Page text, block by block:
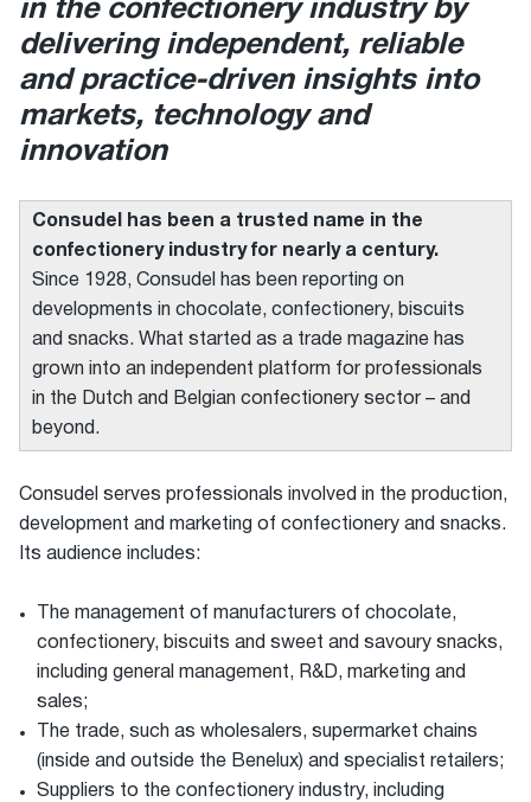
in the confectionery industry by
delivering independent, reliable
and practice-driven insights into
markets, technology and
innovation
Consudel has been a trusted name in the
confectionery industry for nearly a century.
Since 1928, Consudel has been reporting on
developments in chocolate, confectionery, biscuits
and snacks. What started as a trade magazine has
grown into an independent platform for professionals
in the Dutch and Belgian confectionery sector – and
beyond.
Consudel serves professionals involved in the production,
development and marketing of confectionery and snacks.
Its audience includes:
The management of manufacturers of chocolate,
confectionery, biscuits and sweet and savoury snacks,
including general management, R&D, marketing and
sales;
The trade, such as wholesalers, supermarket chains
(inside and outside the Benelux) and specialist retailers;
Suppliers to the confectionery industry, including